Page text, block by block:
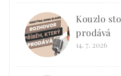
Kouzlo
prodává
14. 7. 2026